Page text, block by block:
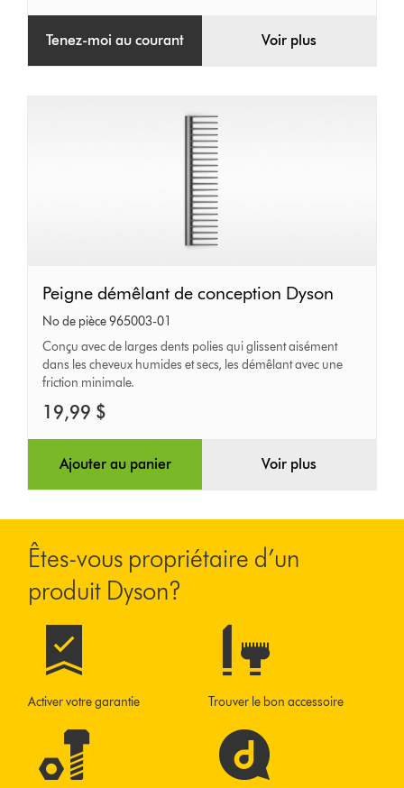
Tenez-moi au courant Voir plus
Peigne
démêlant
de
conception
Dyson
Peigne démêlant de conception Dyson
No de pièce 965003-01
Conçu avec de larges dents polies qui glissent aisément
dans les cheveux humides et secs, les démêlant avec une
friction minimale.
19,99 $
Ajouter au panier Voir plus
Êtes-vous propriétaire d’un
produit Dyson?
Activer votre garantie Trouver le bon accessoire